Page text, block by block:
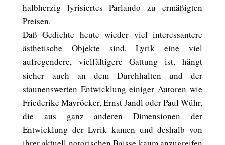
halbherzig lyrisiertes Parlando zu ermäßigten
Preisen.
Daß Gedichte heute wieder viel interessantere
ästhetische Objekte sind, Lyrik eine viel
aufregendere, vielfältigere Gattung ist, hängt
sicher auch an dem Durchhalten und der
staunenswerten Entwicklung einiger Autoren wie
Friederike Mayröcker, Ernst Jandl oder Paul Wühr,
die aus ganz anderen Dimensionen der
Entwicklung der Lyrik kamen und deshalb von